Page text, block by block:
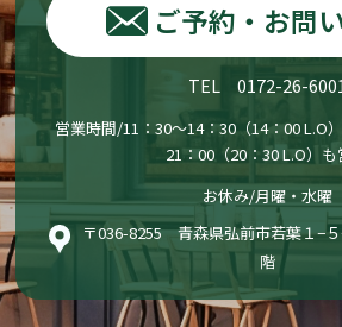
ご予約・お問
TEL 0172-26-
営業時間/11：30〜14：30（14：00 L.O
21：00（20：30 L.O）
お休み/月曜・水曜
〒036-8255 青森県弘前市若葉１−
階